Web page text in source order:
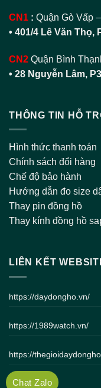
CN1 : Quận Gò Vấp –
• 401/4 Lê Văn Thọ,
CN2 Quận Bình
• 28 Nguyễn Lâm,
THÔNG TIN HỖ
Hình thức thanh toán
Chính sách đổi hàng
Chế độ bảo hành
Hướng dẫn đo size
Thay pin đồng hồ
Thay kính đồng hồ
LIÊN KẾT
https://daydongho.vn/
https://1989watch.vn/
https://
Chat Zalo